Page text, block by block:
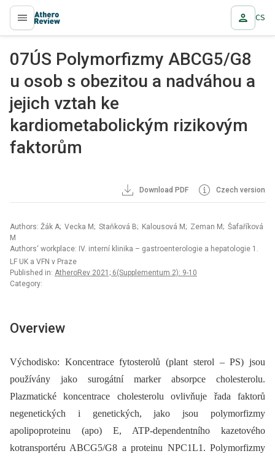
proLékaře.cz CS
07ÚS Polymorfizmy ABCG5/G8
u osob s obezitou a nadváhou a
jejich vztah ke
kardiometabolickým rizikovým
faktorům
Download PDF Czech version
Authors: Žák A; Vecka M; Staňková B; Kalousová M; Zeman M; Šafaříková
M
Authors‘ workplace: IV. interní klinika – gastroenterologie a hepatologie 1.
LF UK a VFN v Praze
Published in: AtheroRev 2021; 6(Supplementum 2): 9-10
Category:
Overview
Východisko: Koncentrace fytosterolů (plant sterol –⁠ PS) jsou
používány jako surogátní marker absorpce cholesterolu.
Plazmatické koncentrace cholesterolu ovlivňuje řada faktorů
negenetických i genetických, jako jsou polymorfizmy
apolipoproteinu (apo) E, ATP-dependentního kazetového
kotransportéru ABCG5/G8 a proteinu NPC1L1. Polymorfizmy